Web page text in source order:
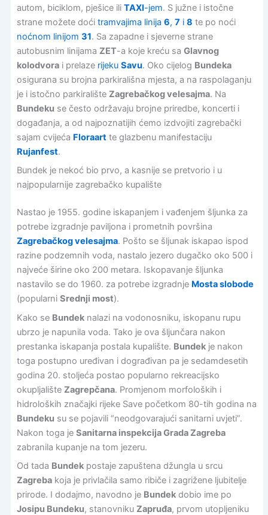
autom, biciklom, pješice ili TAXI-jem. S južne i istočne
strane možete doći tramvajima linija 6, 7 i 8 te po noći
noćnom linijom 31. Sa zapadne i sjeverne strane
autobusnim linijama ZET-a koje kreću sa Glavnog
kolodvorai prelaze rijeku Savu. Oko cijelog Bundeka
osigurana su brojna parkirališna mjesta, a na raspolaganju
je i istočno parkiralište Zagrebačkog velesajma. Na
Bundeku se često održavaju brojne priredbe, koncerti i
događanja, a od najpoznatijih ćemo izdvojiti zagrebački
sajam cvijeća Floraartte glazbenu manifestaciju
Rujanfest.
Bundek je nekoć bio prvo, a kasnije se pretvorio i u
najpopularnije zagrebačko kupalište
Nastao je 1955. godine iskapanjem i vađenjem šljunka za
potrebe izgradnje paviljona i prometnih površina
Zagrebačkog velesajma. Pošto se šljunak iskapao ispod
razine podzemnih voda, nastalo jezero dugačko oko 500 i
najveće širine oko 200 metara. Iskopavanje šljunka
nastavilo se do 1960. za potrebe izgradnje Mosta slobode
(popularni Srednji most).
Kako se Bundeknalazi na vodonosniku, iskopanu rupu
ubrzo je napunila voda. Tako je ova šljunčara nakon
prestanka iskapanja postala kupalište. Bundekje nakon
toga postupno uređivan i dograđivan pa je sedamdesetih
godina 20. stoljeća postao popularno rekreacijsko
okupljalište Zagrepčana. Promjenom morfoloških i
hidroloških značajki rijeke Save početkom 80-tih godina na
Bundeku su se pojavili “neodgovarajući sanitarni uvjeti”.
Nakon toga je Sanitarna inspekcija Grada Zagreba
zabranila kupanje na tom jezeru.
Od tada Bundekpostaje zapuštena džungla u srcu
Zagrebakoja je privlačila samo ribiče i zagrižene ljubitelje
prirode. I dodajmo, navodno je Bundekdobio ime po
Josipu Bundeku, stanovniku Zapruđa, prvom utopljeniku